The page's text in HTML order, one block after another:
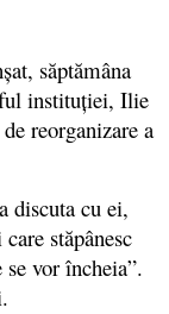
săptămâna
instituţiei, Ilie
reorganizare a
discuta cu ei,
stăpânesc
vor încheia”.